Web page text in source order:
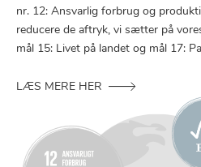
nr. 12: Ansvarlig forbrug og
reducere de aftryk, vi sætter på
mål 15: Livet på landet og mål 17:
LÆS MERE HER